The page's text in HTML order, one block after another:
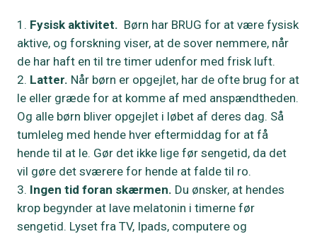
Fysisk aktivitet. Børn har BRUG for at være fysisk
aktive, og forskning viser, at de sover nemmere, når
de har haft en til tre timer udenfor med frisk luft.
Latter. Når børn er opgejlet, har de ofte brug for at
le eller græde for at komme af med anspændtheden.
Og alle børn bliver opgejlet i løbet af deres dag. Så
tumleleg med hende hver eftermiddag for at få
hende til at le. Gør det ikke lige før sengetid, da det
vil gøre det sværere for hende at falde til ro.
Ingen tid foran skærmen. Du ønsker, at hendes
krop begynder at lave melatonin i timerne før
sengetid. Lyset fra TV, Ipads, computere og